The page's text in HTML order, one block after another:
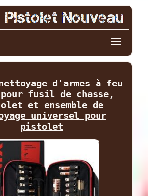
d'armes à feu
fusil de chasse,
et ensemble de
universel pour
pistolet